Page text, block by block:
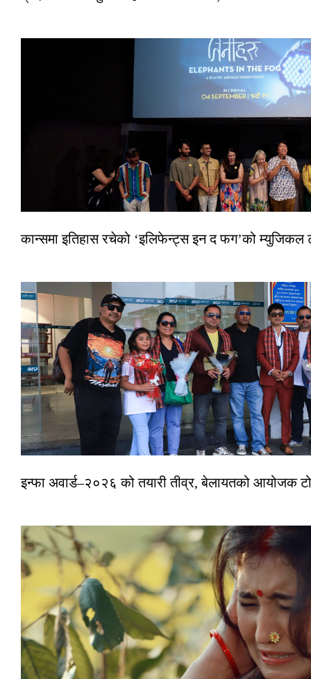
कान्समा इतिहास रचेको ‘इलिफेन्ट्स इन द फग’को म्युजिकल
इन्फा अवार्ड–२०२६ को तयारी तीव्र, बेलायतको आयोजक